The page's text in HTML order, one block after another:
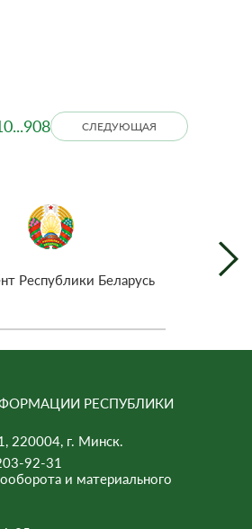
...908 СЛЕДУЮЩАЯ
Республики Беларусь
РЕСПУБЛИКИ
220004, г. Минск.
92-31
и материального